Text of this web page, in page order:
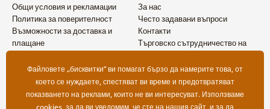
Общи условия и рекламации
Политика за поверителност
Възможности за доставка и
плащане
За нас
Често задавани въпроси
Контакти
Търговско сътрудничество на
Файловете „бисквитки“ ви помагат бързо да намерите това, от
което се нуждаете, спестяват ви време и предотвратяват
показването на реклами, които не ви интересуват. Използваме
cookies , за да ви уведомим, че сте на нашия сайт, и за да